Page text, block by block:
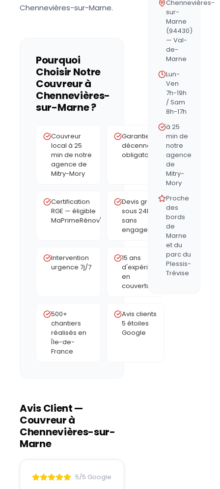
Chennevières-sur-Marne.
Pourquoi
Choisir Notre
Couvreur à
Chennevières-
sur-Marne?
Couvreur
local à 25
min de notre
agence de
Mitry-Mory
Garantie
décennale
obligatoire
Certification
RGE — éligible
MaPrimeRénov'
Devis gratuit
sous 24h,
sans
engagement
Intervention
urgence 7j/7
15 ans
d'expérience
en
couverture
500+
chantiers
réalisés en
Île-de-
France
Avis clients
5 étoiles
Google
Avis Client —
Couvreur à
Chennevières-sur-
Marne
5/5 Google
Chennevières-
sur-
Marne
(94430)
— Val-
de-
Marne
Lun-
Ven
7h-19h
/ Sam
8h-17h
à 25
min de
notre
agence
de
Mitry-
Mory
Proche
des
bords
de
Marne
et du
parc du
Plessis-
Trévise